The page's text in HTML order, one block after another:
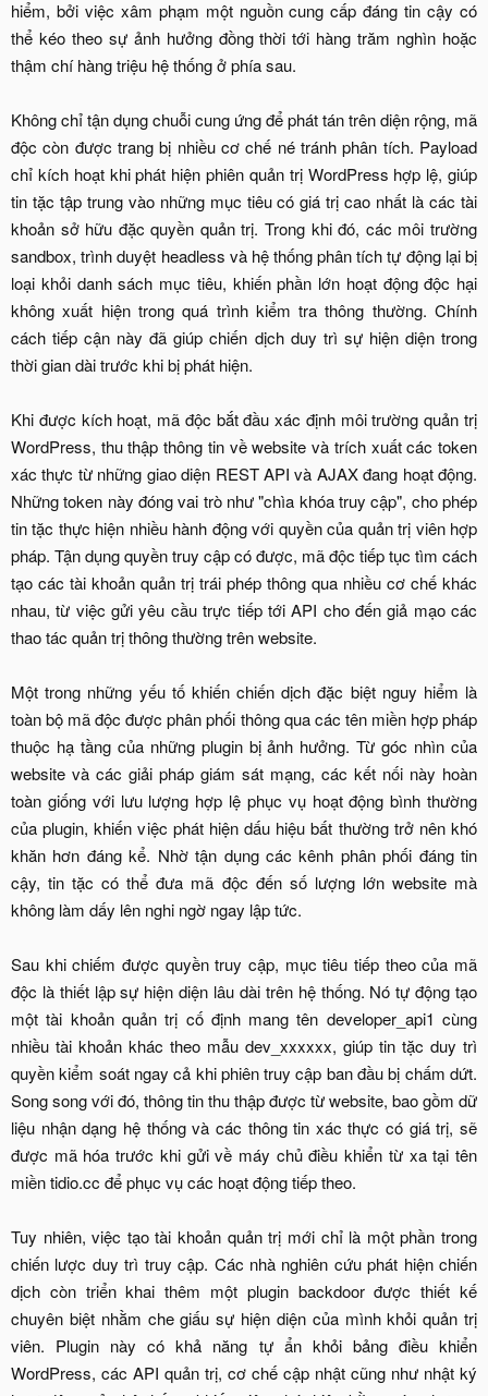
hiểm, bởi việc xâm phạm một nguồn cung cấp đáng tin cậy có
thể kéo theo sự ảnh hưởng đồng thời tới hàng trăm nghìn hoặc
thậm chí hàng triệu hệ thống ở phía sau.
Không chỉ tận dụng chuỗi cung ứng để phát tán trên diện rộng, mã
độc còn được trang bị nhiều cơ chế né tránh phân tích. Payload
chỉ kích hoạt khi phát hiện phiên quản trị WordPress hợp lệ, giúp
tin tặc tập trung vào những mục tiêu có giá trị cao nhất là các tài
khoản sở hữu đặc quyền quản trị. Trong khi đó, các môi trường
sandbox, trình duyệt headless và hệ thống phân tích tự động lại bị
loại khỏi danh sách mục tiêu, khiến phần lớn hoạt động độc hại
không xuất hiện trong quá trình kiểm tra thông thường. Chính
cách tiếp cận này đã giúp chiến dịch duy trì sự hiện diện trong
thời gian dài trước khi bị phát hiện.
Khi được kích hoạt, mã độc bắt đầu xác định môi trường quản trị
WordPress, thu thập thông tin về website và trích xuất các token
xác thực từ những giao diện REST API và AJAX đang hoạt động.
Những token này đóng vai trò như "chìa khóa truy cập", cho phép
tin tặc thực hiện nhiều hành động với quyền của quản trị viên hợp
pháp. Tận dụng quyền truy cập có được, mã độc tiếp tục tìm cách
tạo các tài khoản quản trị trái phép thông qua nhiều cơ chế khác
nhau, từ việc gửi yêu cầu trực tiếp tới API cho đến giả mạo các
thao tác quản trị thông thường trên website.
Một trong những yếu tố khiến chiến dịch đặc biệt nguy hiểm là
toàn bộ mã độc được phân phối thông qua các tên miền hợp pháp
thuộc hạ tầng của những plugin bị ảnh hưởng. Từ góc nhìn của
website và các giải pháp giám sát mạng, các kết nối này hoàn
toàn giống với lưu lượng hợp lệ phục vụ hoạt động bình thường
của plugin, khiến việc phát hiện dấu hiệu bất thường trở nên khó
khăn hơn đáng kể. Nhờ tận dụng các kênh phân phối đáng tin
cậy, tin tặc có thể đưa mã độc đến số lượng lớn website mà
không làm dấy lên nghi ngờ ngay lập tức.
Sau khi chiếm được quyền truy cập, mục tiêu tiếp theo của mã
độc là thiết lập sự hiện diện lâu dài trên hệ thống. Nó tự động tạo
một tài khoản quản trị cố định mang tên developer_api1 cùng
nhiều tài khoản khác theo mẫu dev_xxxxxx, giúp tin tặc duy trì
quyền kiểm soát ngay cả khi phiên truy cập ban đầu bị chấm dứt.
Song song với đó, thông tin thu thập được từ website, bao gồm dữ
liệu nhận dạng hệ thống và các thông tin xác thực có giá trị, sẽ
được mã hóa trước khi gửi về máy chủ điều khiển từ xa tại tên
miền tidio.cc để phục vụ các hoạt động tiếp theo.
Tuy nhiên, việc tạo tài khoản quản trị mới chỉ là một phần trong
chiến lược duy trì truy cập. Các nhà nghiên cứu phát hiện chiến
dịch còn triển khai thêm một plugin backdoor được thiết kế
chuyên biệt nhằm che giấu sự hiện diện của mình khỏi quản trị
viên. Plugin này có khả năng tự ẩn khỏi bảng điều khiển
WordPress, các API quản trị, cơ chế cập nhật cũng như nhật ký